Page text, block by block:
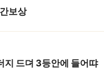
보상
지 드뎌 3등안에 들어땨